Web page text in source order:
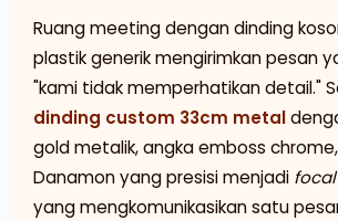
Ruang meeting dengan dinding
plastik generik mengirimkan pesan
"kami tidak memperhatikan detail."
dinding custom 33cm metal
gold metalik, angka emboss
Danamon yang presisi menjadi
yang mengkomunikasikan satu